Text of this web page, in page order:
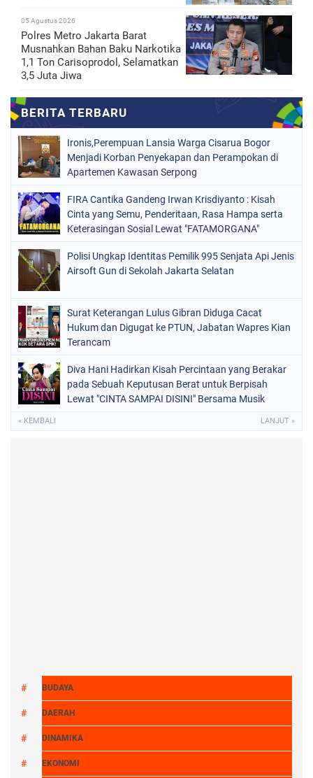
05 Agustus 2026
Polres Metro Jakarta Barat
Musnahkan Bahan Baku Narkotika
1,1 Ton Carisoprodol, Selamatkan
3,5 Juta Jiwa
Ironis,Perempuan Lansia Warga Cisarua Bogor
Menjadi Korban Penyekapan dan Perampokan di
Apartemen Kawasan Serpong
FIRA Cantika Gandeng Irwan Krisdiyanto : Kisah
Cinta yang Semu, Penderitaan, Rasa Hampa serta
Keterasingan Sosial Lewat "FATAMORGANA"
Polisi Ungkap Identitas Pemilik 995 Senjata Api Jenis
Airsoft Gun di Sekolah Jakarta Selatan
Surat Keterangan Lulus Gibran Diduga Cacat
Hukum dan Digugat ke PTUN, Jabatan Wapres Kian
Terancam
Diva Hani Hadirkan Kisah Percintaan yang Berakar
pada Sebuah Keputusan Berat untuk Berpisah
Lewat "CINTA SAMPAI DISINI" Bersama Musik
« KEMBALI LANJUT »
BUDAYA
DAERAH
DINAMIKA
EKONOMI